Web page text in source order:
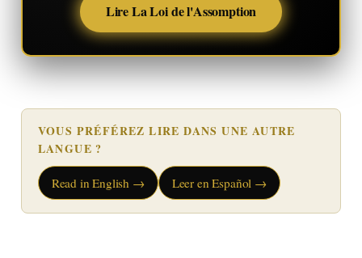
Lire La Loi de l'Assomption
VOUS PRÉFÉREZ LIRE DANS UNE AUTRE
LANGUE ?
Read in English → Leer en Español →